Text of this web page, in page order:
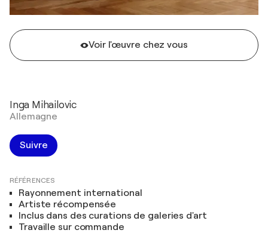
Voir l'œuvre chez vous
Inga Mihailovic
Allemagne
Suivre
RÉFÉRENCES
Rayonnement international
Artiste récompensée
Inclus dans des curations de galeries d'art
Travaille sur commande